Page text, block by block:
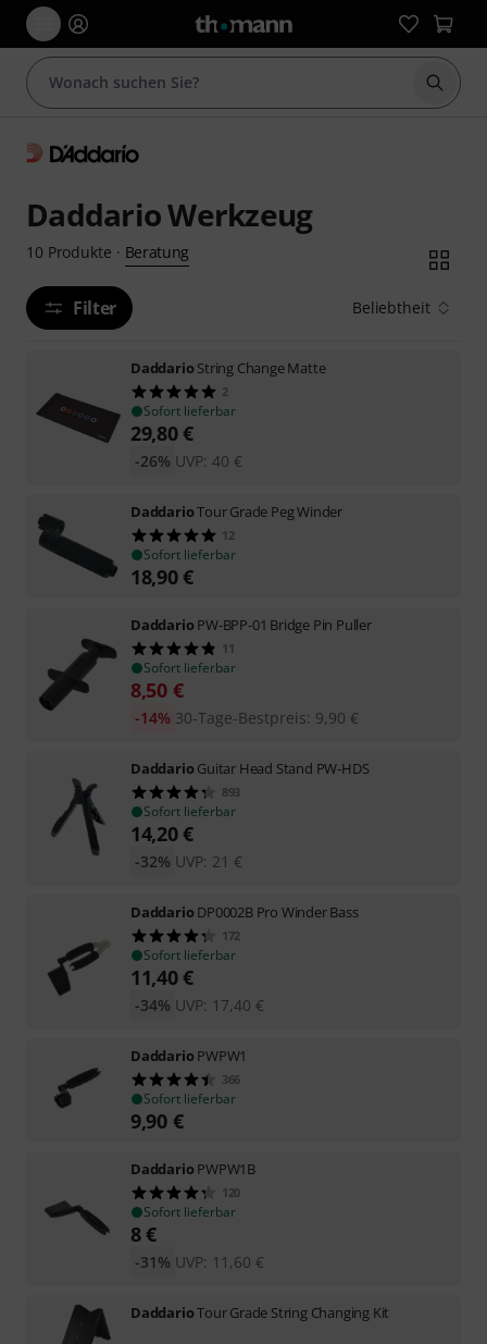
Suche
Daddario Werkzeug
10 Produkte · Beratung
Filter Beliebtheit
DaddarioString Change Matte
2
Sofort lieferbar
29,80€
UVP: 40 €
-26%
DaddarioTour Grade Peg Winder
12
Sofort lieferbar
18,90€
DaddarioPW-BPP-01 Bridge Pin Puller
11
Sofort lieferbar
8,50 €
30-Tage-Bestpreis: 9,90 €
-14%
DaddarioGuitar Head Stand PW-HDS
893
Sofort lieferbar
14,20€
UVP: 21 €
-32%
DaddarioDP0002B Pro Winder Bass
172
Sofort lieferbar
11,40€
UVP: 17,40 €
-34%
DaddarioPWPW1
366
Sofort lieferbar
9,90 €
DaddarioPWPW1B
120
Sofort lieferbar
8€
UVP: 11,60 €
-31%
DaddarioTour Grade String Changing Kit